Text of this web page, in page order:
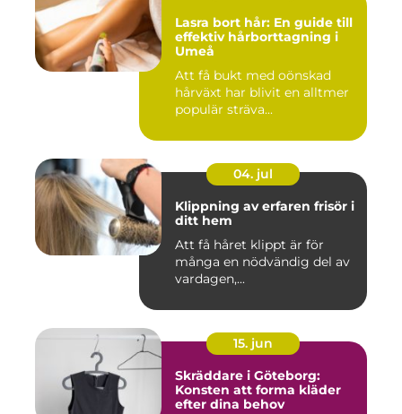
Lasra bort hår: En guide till
effektiv hårborttagning i
Umeå
Att få bukt med oönskad
hårväxt har blivit en alltmer
populär sträva...
04. jul
Klippning av erfaren frisör i
ditt hem
Att få håret klippt är för
många en nödvändig del av
vardagen,...
15. jun
Skräddare i Göteborg:
Konsten att forma kläder
efter dina behov